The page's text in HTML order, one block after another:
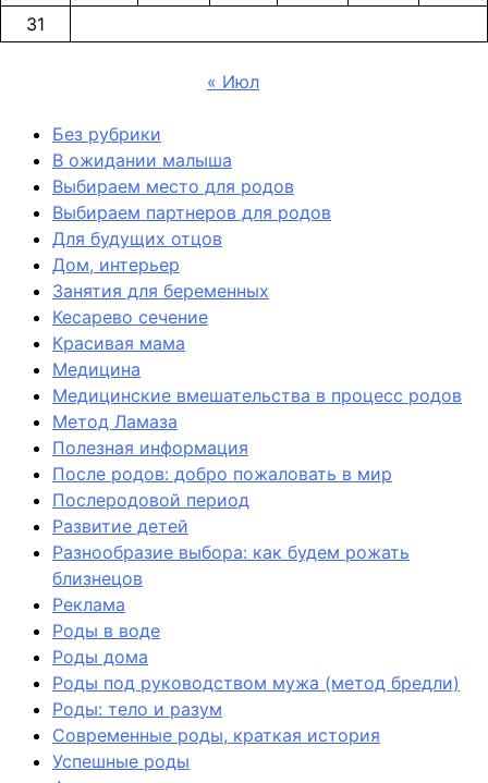
31
« Июл
Без рубрики
В ожидании малыша
Выбираем место для родов
Выбираем партнеров для родов
Для будущих отцов
Дом, интерьер
Занятия для беременных
Кесарево сечение
Красивая мама
Медицина
Медицинские вмешательства в процесс родов
Метод Ламаза
Полезная информация
После родов: добро пожаловать в мир
Послеродовой период
Развитие детей
Разнообразие выбора: как будем рожать
близнецов
Реклама
Роды в воде
Роды дома
Роды под руководством мужа (метод бредли)
Роды: тело и разум
Современные роды, краткая история
Успешные роды